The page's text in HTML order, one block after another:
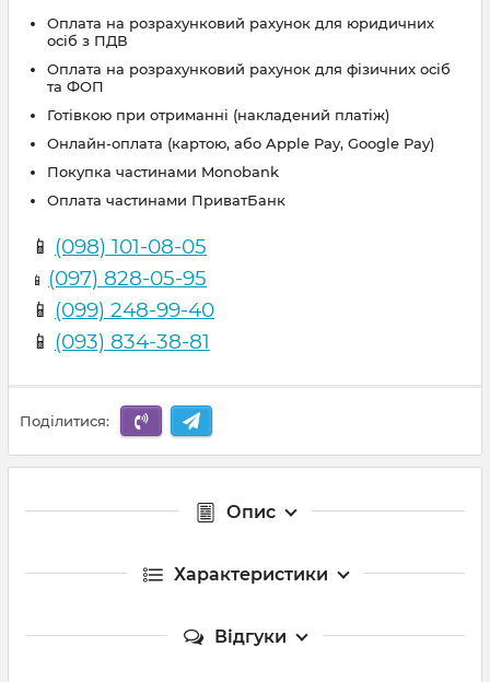
Оплата на розрахунковий рахунок для юридичних
осіб з ПДВ
Оплата на розрахунковий рахунок для фізичних осіб
та ФОП
Готівкою при отриманні (накладений платіж)
Онлайн-оплата (картою, або Apple Pay, Google Pay)
Покупка частинами Monobank
Оплата частинами ПриватБанк
📱 (098) 101-08-05
📱 (097) 828-05-95
📱 (099) 248-99-40
📱 (093) 834-38-81
Поділитися:
Опис
Характеристики
Відгуки